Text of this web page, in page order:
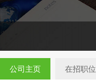
公司主页 在招职位